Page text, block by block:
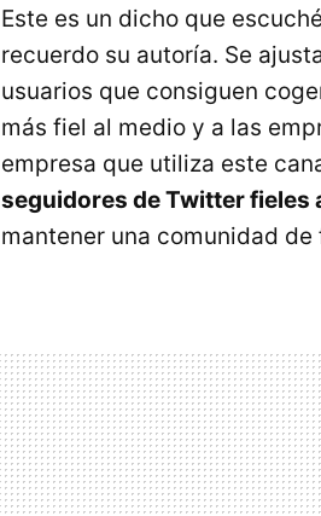
Este es un dicho que
recuerdo su autoría. Se
usuarios que consiguen
más fiel al medio y a las
empresa que utiliza este
seguidores de Twitter fieles
mantener una comunidad